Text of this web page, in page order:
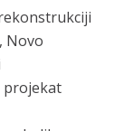
Novo
projekat